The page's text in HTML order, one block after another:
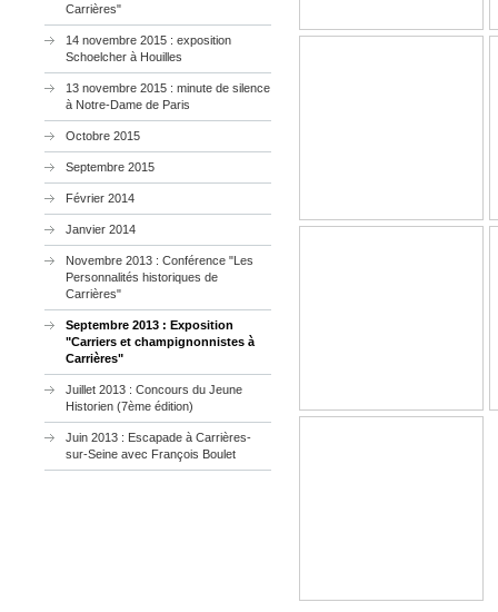
Carrières"
14 novembre 2015 : exposition
Schoelcher à Houilles
13 novembre 2015 : minute de silence
à Notre-Dame de Paris
Octobre 2015
Septembre 2015
Février 2014
Janvier 2014
Novembre 2013 : Conférence "Les
Personnalités historiques de
Carrières"
Septembre 2013 : Exposition
"Carriers et champignonnistes à
Carrières"
Juillet 2013 : Concours du Jeune
Historien (7ème édition)
Juin 2013 : Escapade à Carrières-
sur-Seine avec François Boulet